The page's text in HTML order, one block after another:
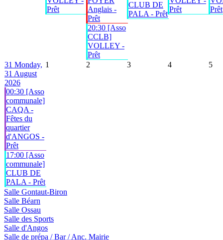
Prêt
Anglais -
Prêt
20:30 [Asso
CCLB]
VOLLEY -
Prêt
CLUB DE
PALA - Prêt
Prêt
Prêt
31 Monday,
31 August
2026
00:30 [Asso
communale]
CAQA -
Fêtes du
quartier
d'ANGOS -
Prêt
17:00 [Asso
communale]
CLUB DE
PALA - Prêt
1 2 3 4 5
Salle Gontaut-Biron
Salle Béarn
Salle Ossau
Salle des Sports
Salle d'Angos
Salle de prépa / Bar / Anc. Mairie